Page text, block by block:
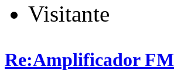
Visitante
Re:Amplificador FM